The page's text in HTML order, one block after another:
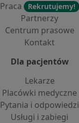
Praca
Rekrutujemy!
Partnerzy
Centrum prasowe
Kontakt
Dla pacjentów
Lekarze
Placówki medyczne
Pytania i odpowiedzi
Usługi i zabiegi